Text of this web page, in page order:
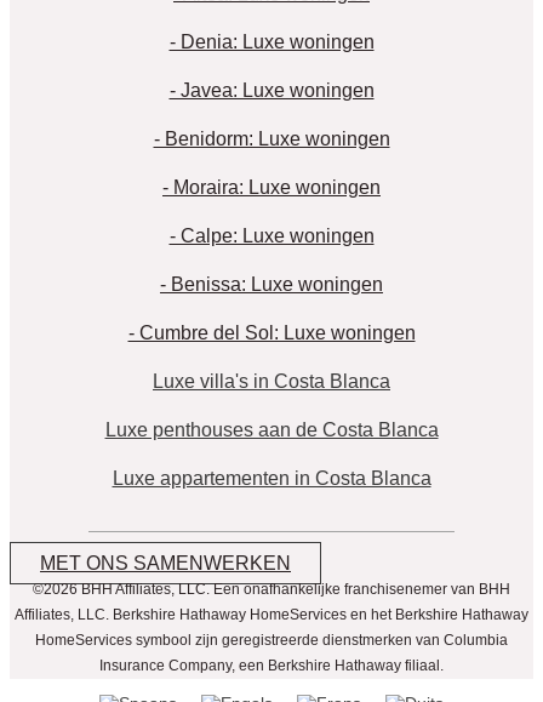
- Denia: Luxe woningen
- Javea: Luxe woningen
- Benidorm: Luxe woningen
- Moraira: Luxe woningen
- Calpe: Luxe woningen
- Benissa: Luxe woningen
- Cumbre del Sol: Luxe woningen
Luxe villa's in Costa Blanca
Luxe penthouses aan de Costa Blanca
Luxe appartementen in Costa Blanca
MET ONS SAMENWERKEN
©2026 BHH Affiliates, LLC. Een onafhankelijke franchisenemer van BHH
Affiliates, LLC. Berkshire Hathaway HomeServices en het Berkshire Hathaway
HomeServices symbool zijn geregistreerde dienstmerken van Columbia
Insurance Company, een Berkshire Hathaway filiaal.